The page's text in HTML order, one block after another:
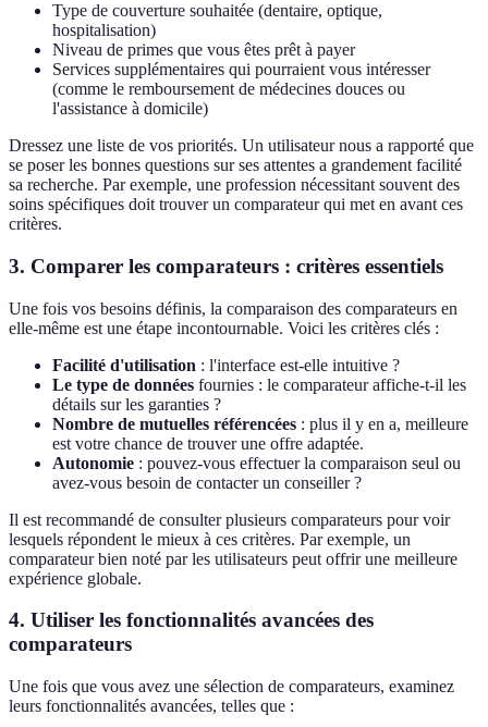
Type de couverture souhaitée (dentaire, optique,
hospitalisation)
Niveau de primes que vous êtes prêt à payer
Services supplémentaires qui pourraient vous intéresser
(comme le remboursement de médecines douces ou
l'assistance à domicile)
Dressez une liste de vos priorités. Un utilisateur nous a rapporté que
se poser les bonnes questions sur ses attentes a grandement facilité
sa recherche. Par exemple, une profession nécessitant souvent des
soins spécifiques doit trouver un comparateur qui met en avant ces
critères.
3. Comparer les comparateurs : critères essentiels
Une fois vos besoins définis, la comparaison des comparateurs en
elle-même est une étape incontournable. Voici les critères clés :
Facilité d'utilisation : l'interface est-elle intuitive ?
Le type de données fournies : le comparateur affiche-t-il les
détails sur les garanties ?
Nombre de mutuelles référencées : plus il y en a, meilleure
est votre chance de trouver une offre adaptée.
Autonomie : pouvez-vous effectuer la comparaison seul ou
avez-vous besoin de contacter un conseiller ?
Il est recommandé de consulter plusieurs comparateurs pour voir
lesquels répondent le mieux à ces critères. Par exemple, un
comparateur bien noté par les utilisateurs peut offrir une meilleure
expérience globale.
4. Utiliser les fonctionnalités avancées des
comparateurs
Une fois que vous avez une sélection de comparateurs, examinez
leurs fonctionnalités avancées, telles que :